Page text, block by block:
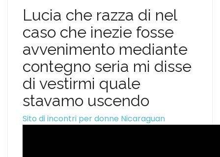
Lucia che razza di nel
caso che inezie fosse
avvenimento mediante
contegno seria mi disse
di vestirmi quale
stavamo uscendo
Sito di incontri per donne Nicaraguan